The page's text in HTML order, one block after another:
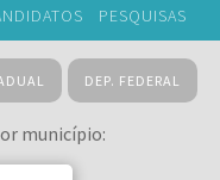
PESQUISAS
DEP. FEDERAL
município: